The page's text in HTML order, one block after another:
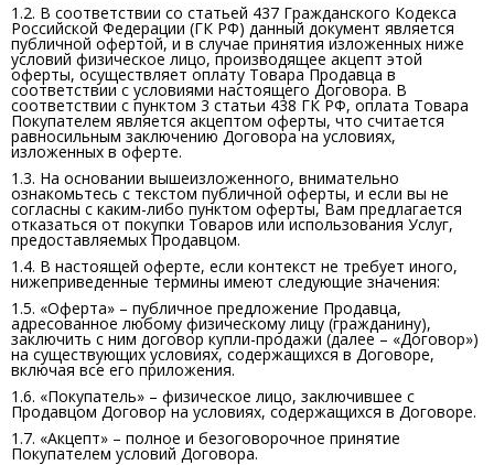
1.2. В соответствии со статьей 437 Гражданского Кодекса
Российской Федерации (ГК РФ) данный документ является
публичной офертой, и в случае принятия изложенных ниже
условий физическое лицо, производящее акцепт этой
оферты, осуществляет оплату Товара Продавца в
соответствии с условиями настоящего Договора. В
соответствии с пунктом 3 статьи 438 ГК РФ, оплата Товара
Покупателем является акцептом оферты, что считается
равносильным заключению Договора на условиях,
изложенных в оферте.
1.3. На основании вышеизложенного, внимательно
ознакомьтесь с текстом публичной оферты, и если вы не
согласны с каким-либо пунктом оферты, Вам предлагается
отказаться от покупки Товаров или использования Услуг,
предоставляемых Продавцом.
1.4. В настоящей оферте, если контекст не требует иного,
нижеприведенные термины имеют следующие значения:
1.5. «Оферта» – публичное предложение Продавца,
адресованное любому физическому лицу (гражданину),
заключить с ним договор купли-продажи (далее – «Договор»)
на существующих условиях, содержащихся в Договоре,
включая все его приложения.
1.6. «Покупатель» – физическое лицо, заключившее с
Продавцом Договор на условиях, содержащихся в Договоре.
1.7. «Акцепт» – полное и безоговорочное принятие
Покупателем условий Договора.